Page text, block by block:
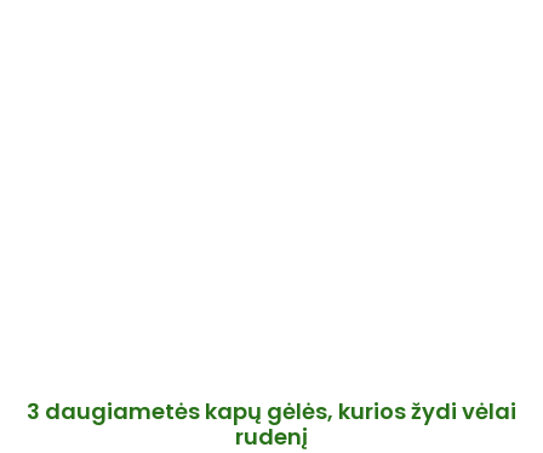
3 daugiametės kapų gėlės, kurios žydi vėlai
rudenį